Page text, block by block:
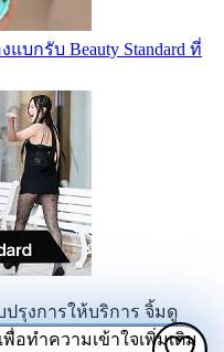
บกรับ Beauty Standard ที่
ปรุงการให้บริการ จิ้มดู
เพื่อทำความเข้าใจเพิ่มเติม